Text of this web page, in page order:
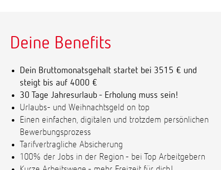
Deine Benefits
Dein Bruttomonatsgehalt startet bei 3515 € und
steigt bis auf 4000 €
30 Tage Jahresurlaub - Erholung muss sein!
Urlaubs- und Weihnachtsgeld on top
Einen einfachen, digitalen und trotzdem persönlichen
Bewerbungsprozess
Tarifvertragliche Absicherung
100% der Jobs in der Region - bei Top Arbeitgebern